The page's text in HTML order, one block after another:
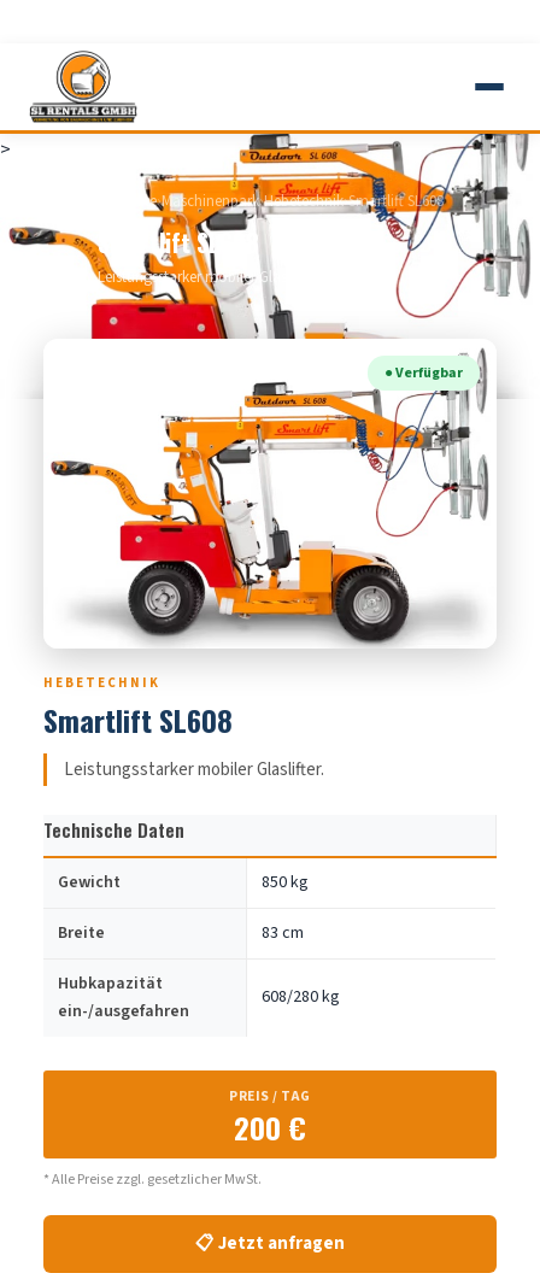
>
Startseite›Maschinenpark›Hebetechnik›Smartlift SL608
Smartlift SL608
Leistungsstarker mobiler Glaslifter.
● Verfügbar
HEBETECHNIK
Smartlift SL608
Leistungsstarker mobiler Glaslifter.
Technische Daten
Gewicht 850 kg
Breite 83 cm
Hubkapazität
ein-/ausgefahren
608/280 kg
PREIS / TAG
200 €
* Alle Preise zzgl. gesetzlicher MwSt.
📋 Jetzt anfragen